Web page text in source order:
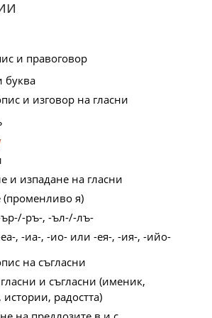
и правоговор
буква
и изговор на гласни
и изпадане на гласни
(променливо я)
ръ-, -ъл-/-лъ-
, -иа-, -ио- или -ея-, -ия-, -ийо-
на съгласни
и съгласни (именик,
радостта)